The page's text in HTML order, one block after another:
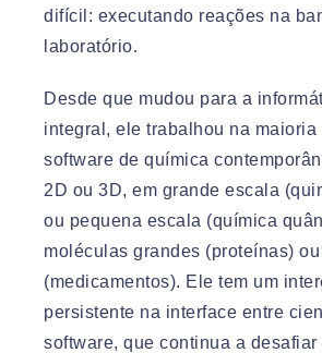
difícil: executando reações na
laboratório.
Desde que mudou para a
integral, ele trabalhou na maioria
software de química
2D ou 3D, em grande escala
ou pequena escala (química
moléculas grandes (proteínas)
(medicamentos). Ele tem um
persistente na interface entre
software, que continua a desafiar